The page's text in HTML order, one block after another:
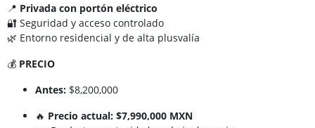
📍 Privada con portón eléctrico
🔐 Seguridad y acceso controlado
🌿 Entorno residencial y de alta plusvalía
💰 PRECIO
Antes: $8,200,000
🔥 Precio actual: $7,990,000 MXN